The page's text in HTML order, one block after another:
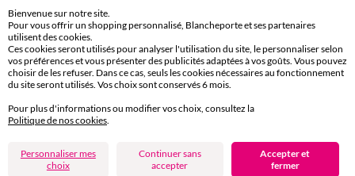
11€ Offerts
en vous inscrivant à la newsletter
dès 20€ d’achat
conditions dans votre email de confirmation
Bienvenue sur notre site.
Pour vous offrir un shopping personnalisé, Blancheporte et ses partenaires
utilisent des cookies.
Ces cookies seront utilisés pour analyser l'utilisation du site, le personnaliser selon
vos préférences et vous présenter des publicités adaptées à vos goûts. Vous pouvez
choisir de les refuser. Dans ce cas, seuls les cookies nécessaires au fonctionnement
du site seront utilisés. Vos choix sont conservés 6 mois.
Pour plus d'informations ou modifier vos choix, consultez la
Politique de nos cookies
Personnaliser mes
choix
Continuer sans
accepter
Accepter et
fermer